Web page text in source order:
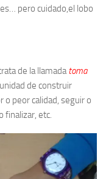
pero cuidado,el lobo
de la llamada toma
de construir
o peor calidad, seguir o
finalizar, etc.